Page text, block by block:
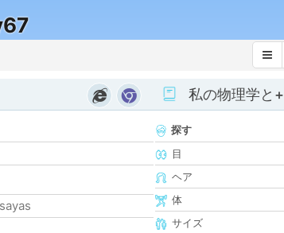
私の物理学と+
探す
目
ヘア
体
サイズ